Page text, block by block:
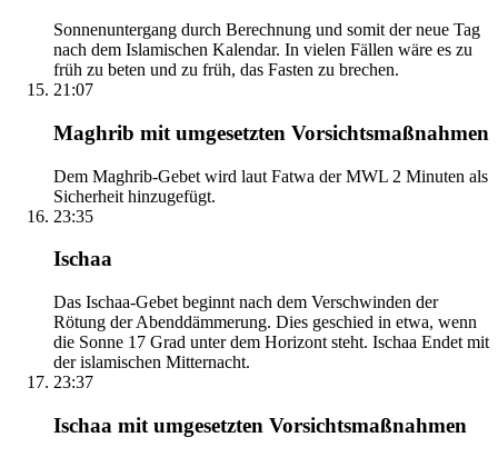
Sonnenuntergang durch Berechnung und somit der neue Tag
nach dem Islamischen Kalendar. In vielen Fällen wäre es zu
früh zu beten und zu früh, das Fasten zu brechen.
21:07
Maghrib mit umgesetzten Vorsichtsmaßnahmen
Dem Maghrib-Gebet wird laut Fatwa der MWL 2 Minuten als
Sicherheit hinzugefügt.
23:35
Ischaa
Das Ischaa-Gebet beginnt nach dem Verschwinden der
Rötung der Abenddämmerung. Dies geschied in etwa, wenn
die Sonne 17 Grad unter dem Horizont steht. Ischaa Endet mit
der islamischen Mitternacht.
23:37
Ischaa mit umgesetzten Vorsichtsmaßnahmen